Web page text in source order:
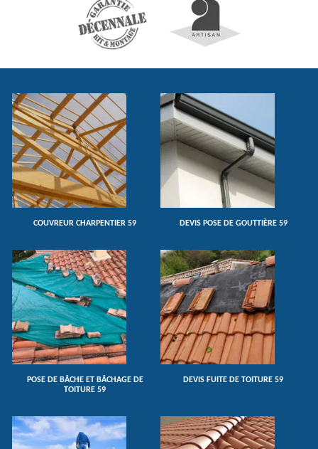
COUVREUR CHARPENTIER 59 DEVIS POSE DE GOUTTIÈRE 59
POSE DE BÂCHE ET BÂCHAGE DE
TOITURE 59
DEVIS FUITE DE TOITURE 59